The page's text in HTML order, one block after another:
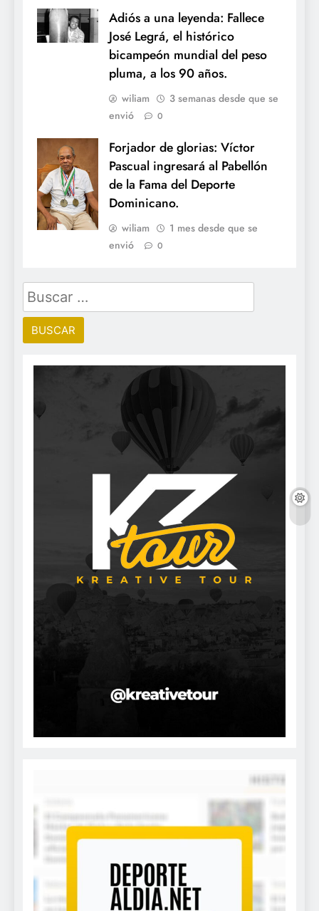
Adiós a una leyenda: Fallece
José Legrá, el histórico
bicampeón mundial del peso
pluma, a los 90 años.
wiliam
3 semanas desde que se
envió
0
Forjador de glorias: Víctor
Pascual ingresará al Pabellón
de la Fama del Deporte
Dominicano.
wiliam
1 mes desde que se
envió
0
Buscar: